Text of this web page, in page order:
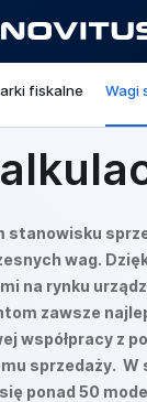
fiskalne Wagi
stanowisku
wag.
na rynku
zawsze
współpracy z
sprzedaży. W
ponad 50